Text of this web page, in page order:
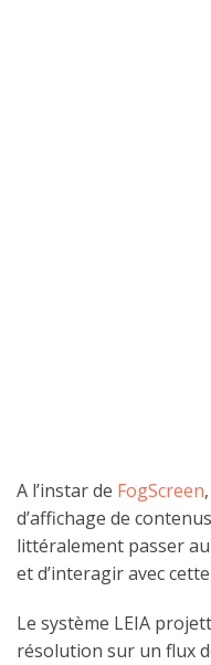
A l’instar de FogScreen
d’affichage de
littéralement passer
et d’interagir avec
Le système LEIA
résolution sur un flux